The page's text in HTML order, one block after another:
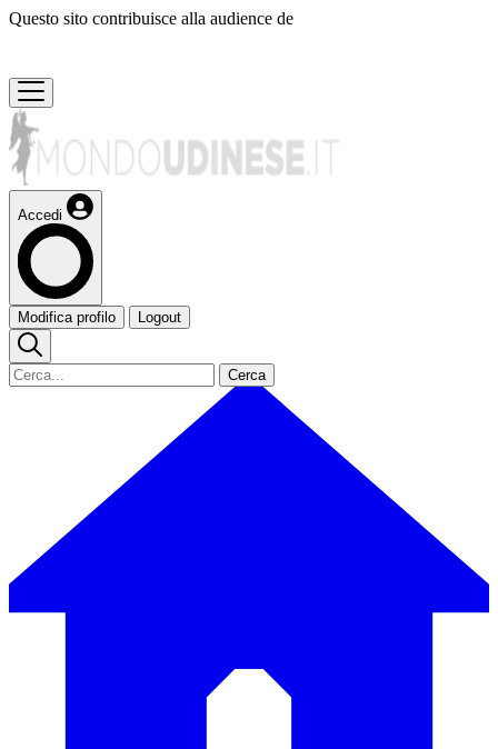
Questo sito contribuisce alla audience de
Accedi
Modifica profilo Logout
Cerca